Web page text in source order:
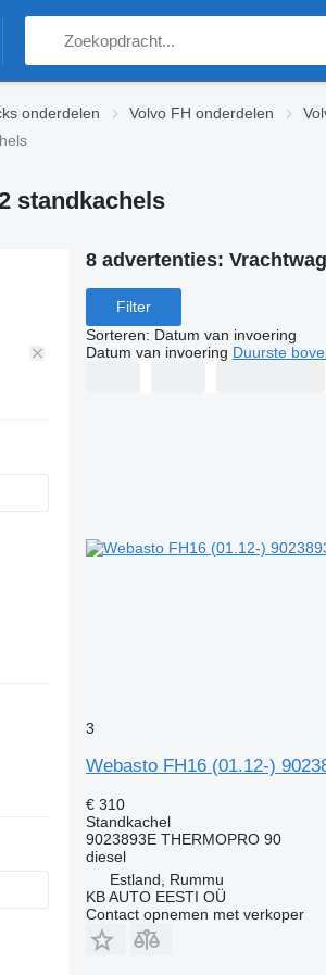
onderdelen Volvo FH onderdelen
standkachels
8 advertenties:
Filter
Sorteren: Datum van invoering
Datum van invoering Duurste
3
Webasto FH16 (01.12-)
€ 310
Standkachel
9023893E THERMOPRO 90
diesel
Estland, Rummu
KB AUTO EESTI OÜ
Contact opnemen met verkoper